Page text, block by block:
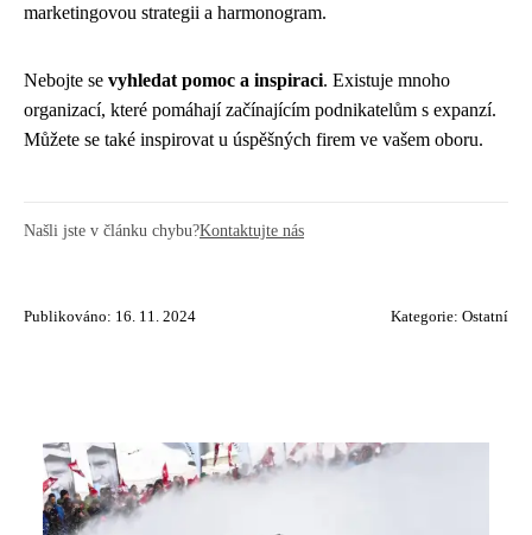
marketingovou strategii a harmonogram.
Nebojte se vyhledat pomoc a inspiraci. Existuje mnoho
organizací, které pomáhají začínajícím podnikatelům s expanzí.
Můžete se také inspirovat u úspěšných firem ve vašem oboru.
Našli jste v článku chybu?Kontaktujte nás
Publikováno: 16. 11. 2024 Kategorie: Ostatní